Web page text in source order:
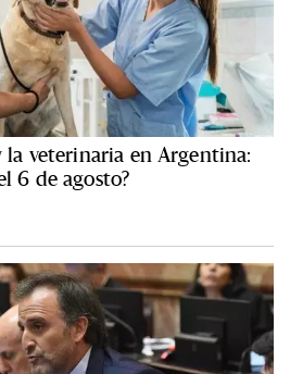
veterinaria en Argentina:
6 de agosto?